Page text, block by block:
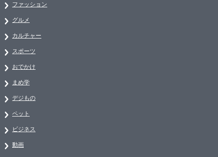
ファッション
グルメ
カルチャー
スポーツ
おでかけ
まめ学
デジもの
ペット
ビジネス
動画